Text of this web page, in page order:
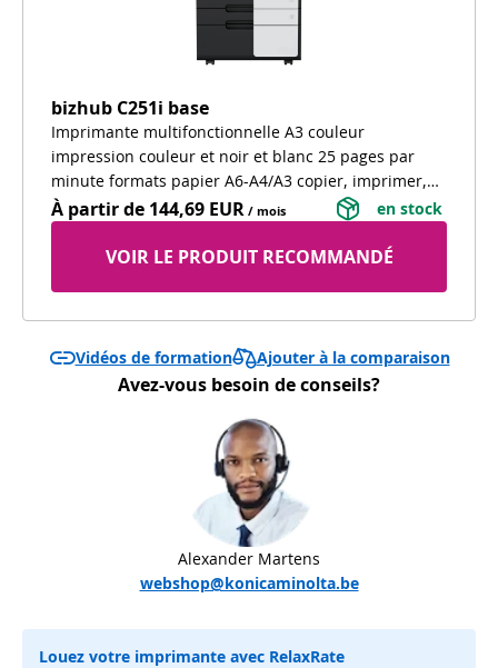
bizhub C251i base
Imprimante multifonctionnelle A3 couleur
impression couleur et noir et blanc 25 pages par
minute formats papier A6-A4/A3 copier, imprimer,
scanner écran tactile couleur 3 entrées papier pour
différents types de papier armoire pour atteindre un
hauteur confortable et comme espace de stockage
À partir de 144,69 EUR / mois en stock
VOIR LE PRODUIT RECOMMANDÉ
Vidéos de formation Ajouter à la comparaison
Avez-vous besoin de conseils?
Alexander Martens
webshop@konicaminolta.be
Louez votre imprimante avec RelaxRate